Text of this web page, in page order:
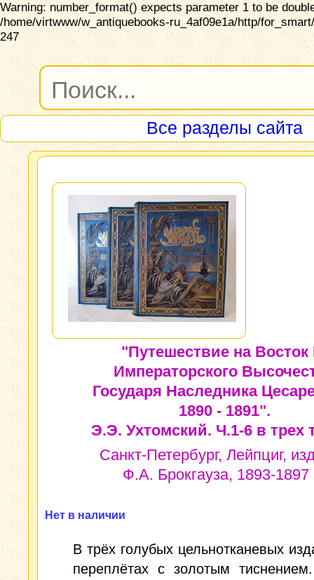
Warning: number_format() expects parameter 1 to be
/home/virtwww/w_antiquebooks-ru_4af09e1a/http/
247
Все разделы сайта
"Путешествие на Восток
Императорского
Государя Наследника
1890 - 1891".
Э.Э. Ухтомский. Ч.1-6 в трех
Санкт-Петербург, Лейпциг,
Ф.А. Брокгауза, 1893-1897
Нет в наличии
В трёх голубых цельнотканевых
переплётах с золотым